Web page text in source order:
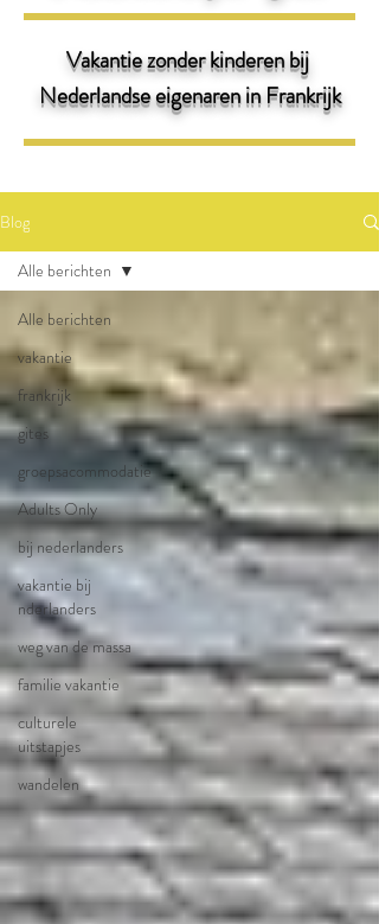
Vakantie zonder kinderen bij
Nederlandse eigenarenin Frankrijk
Blog
Alle berichten
vakantie
frankrijk
gites
groepsacommodatie
Adults Only
bij nederlanders
vakantie bij
nderlanders
weg van de massa
familie vakantie
culturele
uitstapjes
wandelen
Alle berichten